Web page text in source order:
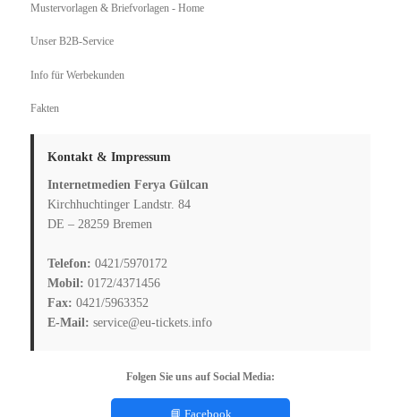
Mustervorlagen & Briefvorlagen - Home
Unser B2B-Service
Info für Werbekunden
Fakten
Kontakt & Impressum
Internetmedien Ferya Gülcan
Kirchhuchtinger Landstr. 84
DE – 28259 Bremen
Telefon: 0421/5970172
Mobil: 0172/4371456
Fax: 0421/5963352
E-Mail: service@eu-tickets.info
Folgen Sie uns auf Social Media:
📘 Facebook